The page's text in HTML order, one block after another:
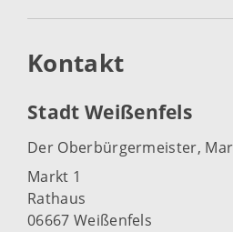
Kontakt
Stadt Weißenfels
Der Oberbürgermeister,
Markt 1
Rathaus
06667 Weißenfels